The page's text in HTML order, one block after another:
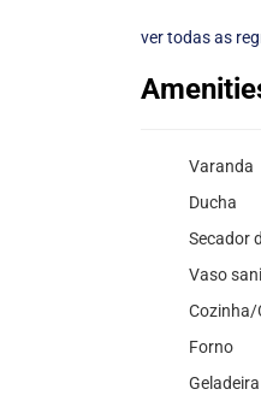
ver todas as
Varanda
Ducha
Secador
Vaso
Cozinha/
Forno
Geladeira